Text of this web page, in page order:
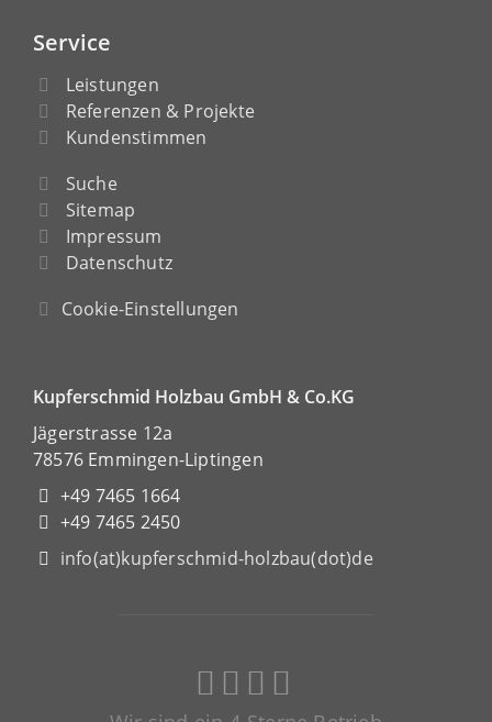
Service
Leistungen
Referenzen & Projekte
Kundenstimmen
Suche
Sitemap
Impressum
Datenschutz
Cookie-Einstellungen
Kupferschmid Holzbau GmbH & Co.KG
Jägerstrasse 12a
78576 Emmingen-Liptingen
+49 7465 1664
+49 7465 2450
info(at)kupferschmid-holzbau(dot)de